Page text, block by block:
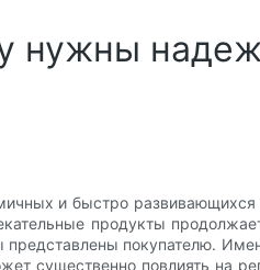
нужны
и быстро развивающихся
продукты
представлены покупателю.
существенно повлиять на